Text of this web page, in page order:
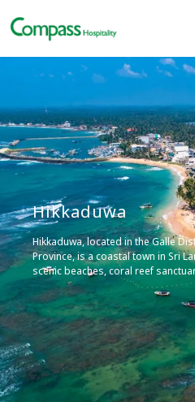
Hikkaduwa
Hikkaduwa, located in the Galle
Province, is a coastal town in Sri
scenic beaches, coral reef
nightlife. It’s a world-famous
and might be the most popular
southwest coast.